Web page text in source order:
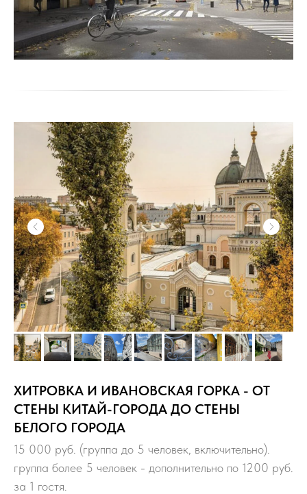
ХИТРОВКА И ИВАНОВСКАЯ ГОРКА - ОТ
СТЕНЫ КИТАЙ-ГОРОДА ДО СТЕНЫ
БЕЛОГО ГОРОДА
15 000 руб. (группа до 5 человек, включительно).
группа более 5 человек - дополнительно по 1200 руб.
за 1 гостя.